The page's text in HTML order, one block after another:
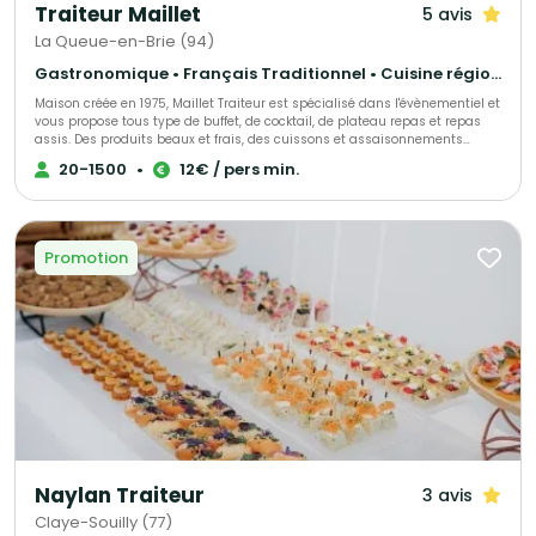
Traiteur Maillet 5 avis
La Queue-en-Brie (94)
Gastronomique • Français Traditionnel • Cuisine régionale
Maison créée en 1975, Maillet Traiteur est spécialisé dans l'évènementiel et
vous propose tous type de buffet, de cocktail, de plateau repas et repas
assis. Des produits beaux et frais, des cuissons et assaisonnements
adaptés, le tout fait maison par notre chef de cuisine expérimenté!
Recettes élégantes, parfois oubliées et souvent surprenantes, toujours
l'organisation de réception.
20-1500 • 12€ / pers min.
Promotion
Naylan Traiteur 3 avis
Claye-Souilly (77)